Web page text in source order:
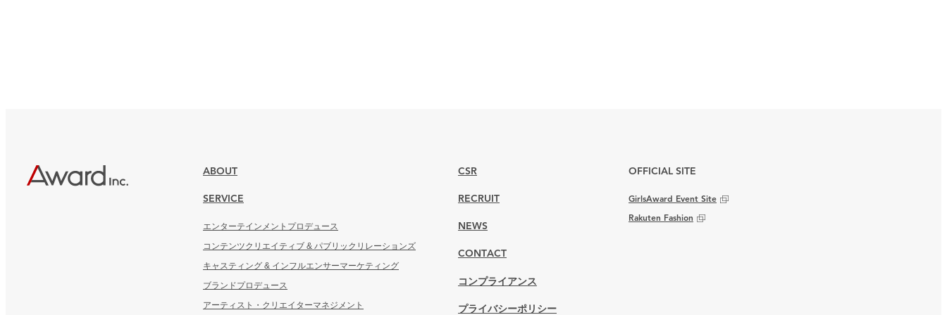
ABOUT
SERVICE
エンターテインメントプロデュース
コンテンツクリエイティブ & パブリックリレーションズ
キャスティング & インフルエンサーマーケティング
ブランドプロデュース
アーティスト・クリエイターマネジメント
CSR
RECRUIT
NEWS
CONTACT
コンプライアンス
プライバシーポリシー
OFFICIAL SITE
GirlsAward Event Site
Rakuten Fashion